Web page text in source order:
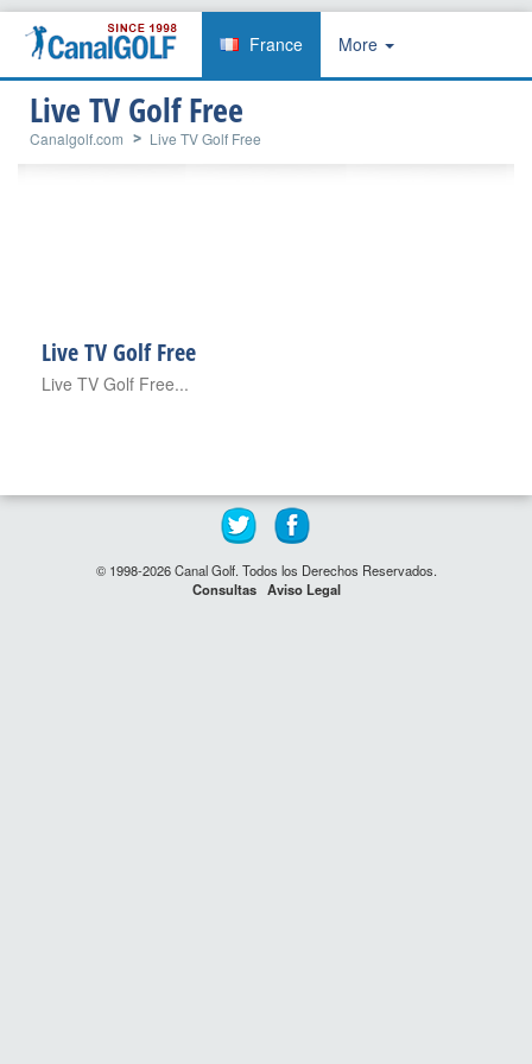
France More
Live TV Golf Free
Canalgolf.com Live TV Golf Free
Live TV Golf Free
Live TV Golf Free...
© 1998-2026 Canal Golf. Todos los Derechos Reservados.
Consultas Aviso Legal